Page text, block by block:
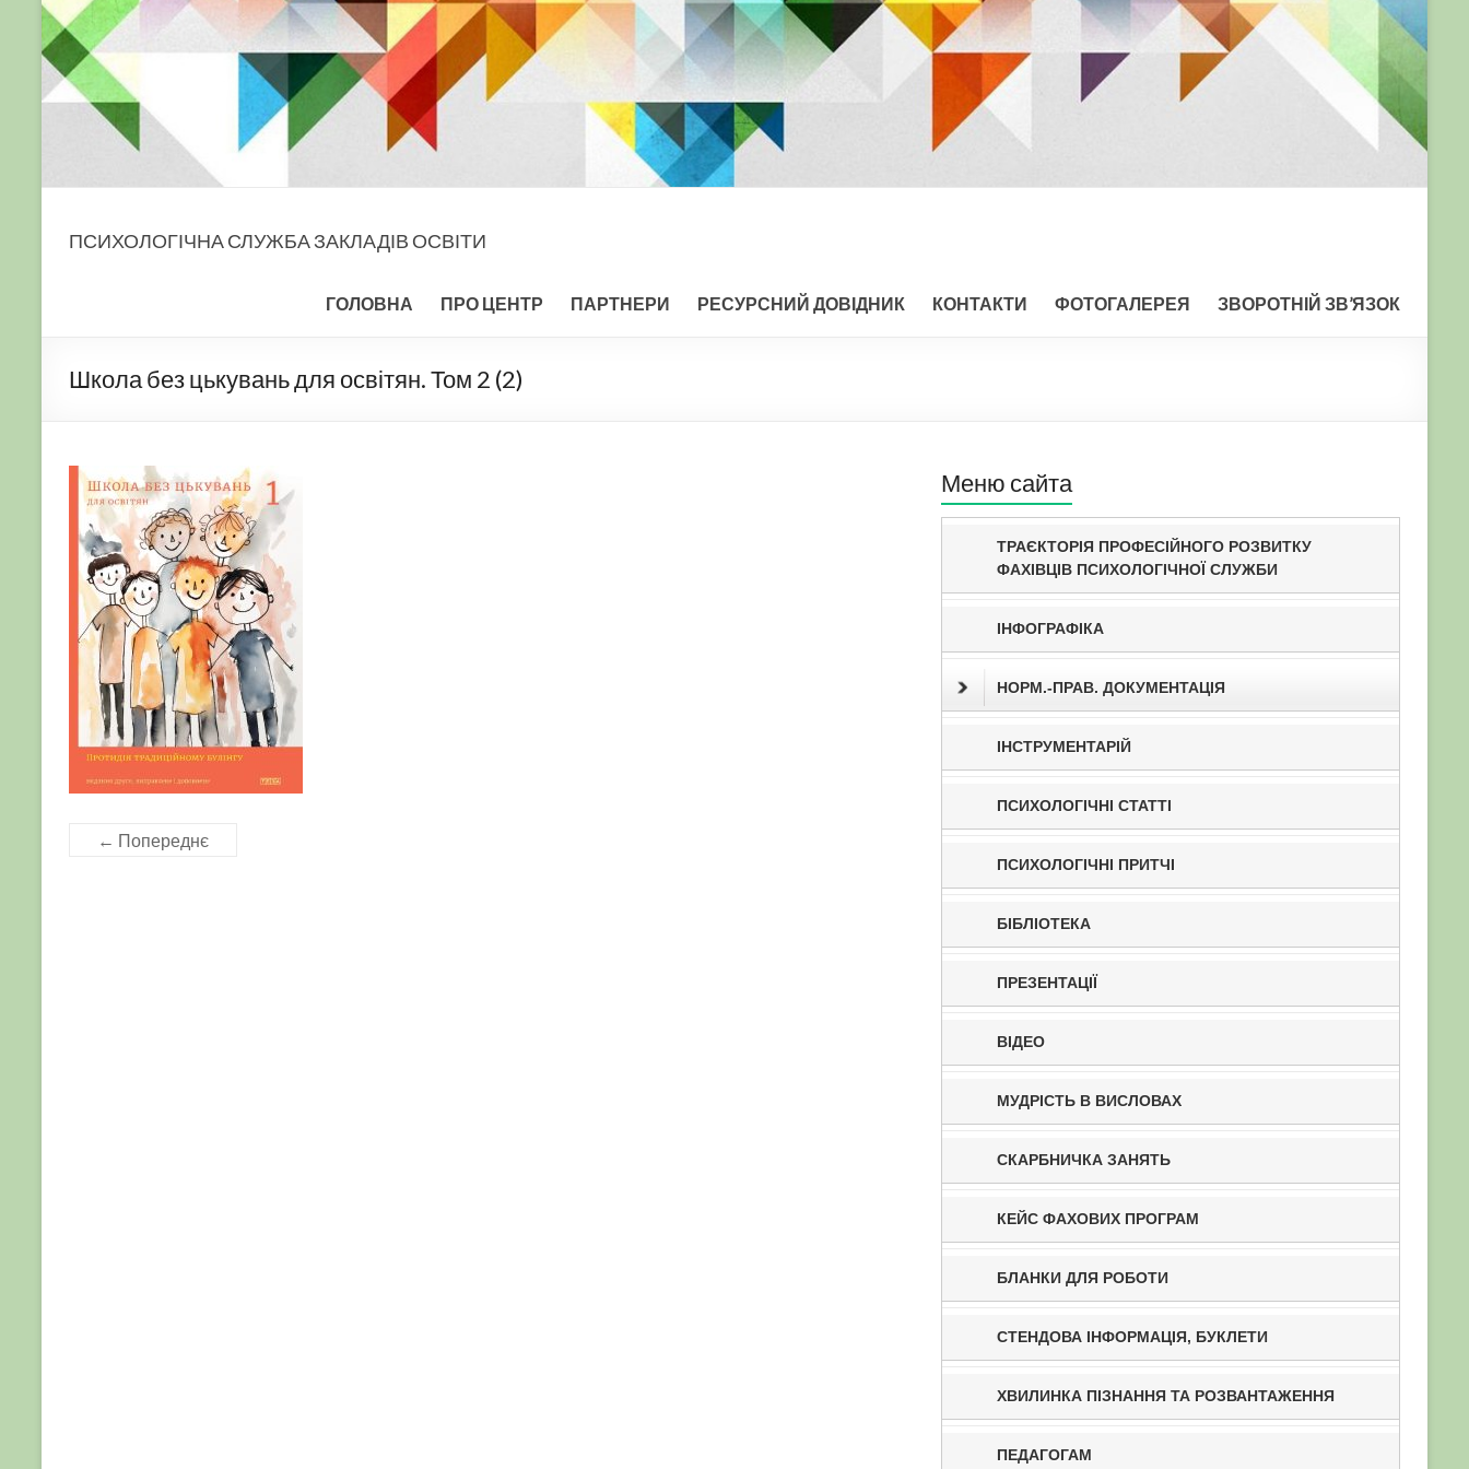
ПСИХОЛОГІЧНА СЛУЖБА ЗАКЛАДІВ ОСВІТИ
ГОЛОВНА ПРО ЦЕНТР ПАРТНЕРИ РЕСУРСНИЙ ДОВІДНИК КОНТАКТИ ФОТОГАЛЕРЕЯ ЗВОРОТНІЙ ЗВ’ЯЗОК
Школа без цькувань для освітян. Том 2 (2)
← Попереднє
Меню сайта
ТРАЄКТОРІЯ ПРОФЕСІЙНОГО РОЗВИТКУ
ФАХІВЦІВ ПСИХОЛОГІЧНОЇ СЛУЖБИ
ІНФОГРАФІКА
НОРМ.-ПРАВ. ДОКУМЕНТАЦІЯ
ІНСТРУМЕНТАРІЙ
ПСИХОЛОГІЧНІ СТАТТІ
ПСИХОЛОГІЧНІ ПРИТЧІ
БІБЛІОТЕКА
ПРЕЗЕНТАЦІЇ
ВІДЕО
МУДРІСТЬ В ВИСЛОВАХ
СКАРБНИЧКА ЗАНЯТЬ
КЕЙС ФАХОВИХ ПРОГРАМ
БЛАНКИ ДЛЯ РОБОТИ
СТЕНДОВА ІНФОРМАЦІЯ, БУКЛЕТИ
ХВИЛИНКА ПІЗНАННЯ ТА РОЗВАНТАЖЕННЯ
ПЕДАГОГАМ